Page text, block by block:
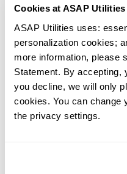
Cookies at ASAP Utilities
ASAP Utilities uses:
personalization cookies;
more information, please
Statement. By accepting,
you decline, we will only
cookies. You can change
the privacy settings.